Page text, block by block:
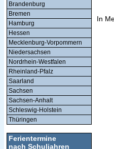
Brandenburg
Bremen
Hamburg
Hessen
Mecklenburg-Vorpommern
Niedersachsen
Nordrhein-Westfalen
Rheinland-Pfalz
Saarland
Sachsen
Sachsen-Anhalt
Schleswig-Holstein
Thüringen
Ferientermine
nach Schuljahren
In